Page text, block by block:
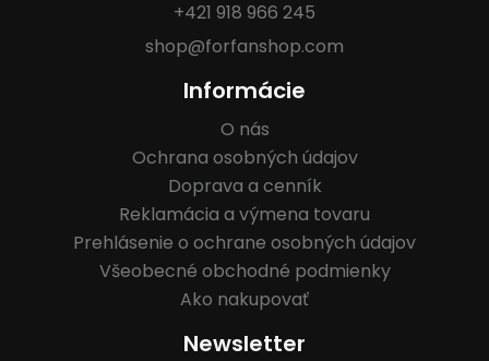
+421 918 966 245
shop@forfanshop.com
Informácie
O nás
Ochrana osobných údajov
Doprava a cenník
Reklamácia a výmena tovaru
Prehlásenie o ochrane osobných údajov
Všeobecné obchodné podmienky
Ako nakupovať
Newsletter